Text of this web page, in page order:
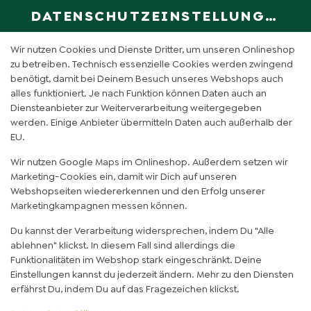
DATENSCHUTZEINSTELLUNGEN
Wir nutzen Cookies und Dienste Dritter, um unseren Onlineshop
zu betreiben. Technisch essenzielle Cookies werden zwingend
benötigt, damit bei Deinem Besuch unseres Webshops auch
alles funktioniert. Je nach Funktion können Daten auch an
Diensteanbieter zur Weiterverarbeitung weitergegeben
werden. Einige Anbieter übermitteln Daten auch außerhalb der
EU.
Wir nutzen Google Maps im Onlineshop. Außerdem setzen wir
Marketing-Cookies ein, damit wir Dich auf unseren
Webshopseiten wiedererkennen und den Erfolg unserer
Marketingkampagnen messen können.
Du kannst der Verarbeitung widersprechen, indem Du "Alle
ablehnen" klickst. In diesem Fall sind allerdings die
Funktionalitäten im Webshop stark eingeschränkt. Deine
Einstellungen kannst du jederzeit ändern. Mehr zu den Diensten
erfährst Du, indem Du auf das Fragezeichen klickst.
DE
DATTEL CURRY CHICKEN